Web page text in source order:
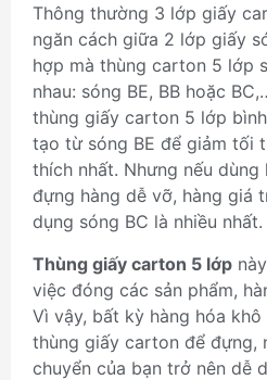
Thông thường 3 lớp giấy
ngăn cách giữa 2 lớp giấy
hợp mà thùng carton 5 lớp
nhau: sóng BE, BB hoặc
thùng giấy carton 5 lớp
tạo từ sóng BE để giảm tối
thích nhất. Nhưng nếu
đựng hàng dễ vỡ, hàng giá
dụng sóng BC là nhiều nhất.
Thùng giấy carton 5 lớp
việc đóng các sản phẩm,
Vì vậy, bất kỳ hàng hóa
thùng giấy carton để đựng,
chuyển của bạn trở nên dễ